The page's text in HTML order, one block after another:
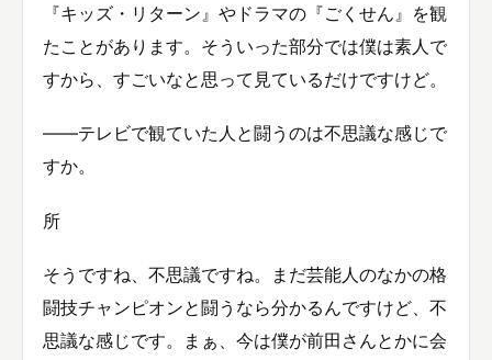
『キッズ・リターン』やドラマの『ごくせん』を観
たことがあります。そういった部分では僕は素人で
すから、すごいなと思って見ているだけですけど。
――テレビで観ていた人と闘うのは不思議な感じで
すか。
所
そうですね、不思議ですね。まだ芸能人のなかの格
闘技チャンピオンと闘うなら分かるんですけど、不
思議な感じです。まぁ、今は僕が前田さんとかに会